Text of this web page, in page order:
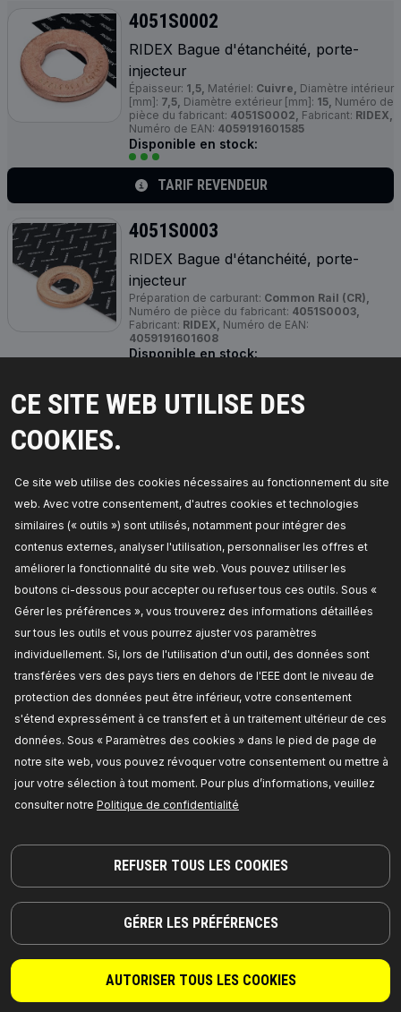
CE SITE WEB UTILISE DES
COOKIES.
Ce site web utilise des cookies nécessaires au fonctionnement du site
web. Avec votre consentement, d'autres cookies et technologies
similaires (« outils ») sont utilisés, notamment pour intégrer des
contenus externes, analyser l'utilisation, personnaliser les offres et
améliorer la fonctionnalité du site web. Vous pouvez utiliser les
boutons ci-dessous pour accepter ou refuser tous ces outils. Sous «
Gérer les préférences », vous trouverez des informations détaillées
sur tous les outils et vous pourrez ajuster vos paramètres
individuellement. Si, lors de l'utilisation d'un outil, des données sont
transférées vers des pays tiers en dehors de l'EEE dont le niveau de
protection des données peut être inférieur, votre consentement
s'étend expressément à ce transfert et à un traitement ultérieur de ces
données. Sous « Paramètres des cookies » dans le pied de page de
notre site web, vous pouvez révoquer votre consentement ou mettre à
jour votre sélection à tout moment. Pour plus d’informations, veuillez
consulter notre Politique de confidentialité
REFUSER TOUS LES COOKIES
GÉRER LES PRÉFÉRENCES
AUTORISER TOUS LES COOKIES
4051S0002
RIDEX Bague d'étanchéité, porte-
injecteur
Épaisseur: 1,5, Matériel: Cuivre, Diamètre intérieur
[mm]: 7,5, Diamètre extérieur [mm]: 15, Numéro de
pièce du fabricant: 4051S0002, Fabricant: RIDEX,
Numéro de EAN: 4059191601585
Disponible en stock:
TARIF REVENDEUR
4051S0003
RIDEX Bague d'étanchéité, porte-
injecteur
Préparation de carburant: Common Rail (CR),
Numéro de pièce du fabricant: 4051S0003,
Fabricant: RIDEX, Numéro de EAN:
4059191601608
Disponible en stock:
TARIF REVENDEUR
injecteur
Épaisseur:2,Forme:en forme de C,Matériel:
Cuivre,Diamètre intérieur [mm]:16,Diamètre
extérieur [mm]:
Code d'article:
Numéro de pièce du fabricant:4051S0009,
Fabricant:
RIDEX, Numéro de EAN:
4059191609697
Disponible en stock:
TARIF REVENDEUR
4051S0031
RIDEX Bague d'étanchéité, porte-
injecteur
Épaisseur:1,5,Largeur [mm]:16,Longueur [mm]:
19,Numéro de pièce du fabricant:4051S0031,
RIDEX,
4064138231565
Disponible en stock:
TARIF REVENDEUR